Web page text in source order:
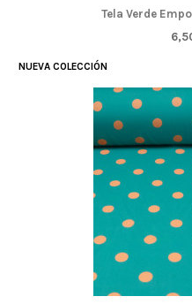
Tela Verde
NUEVA COLECCIÓN